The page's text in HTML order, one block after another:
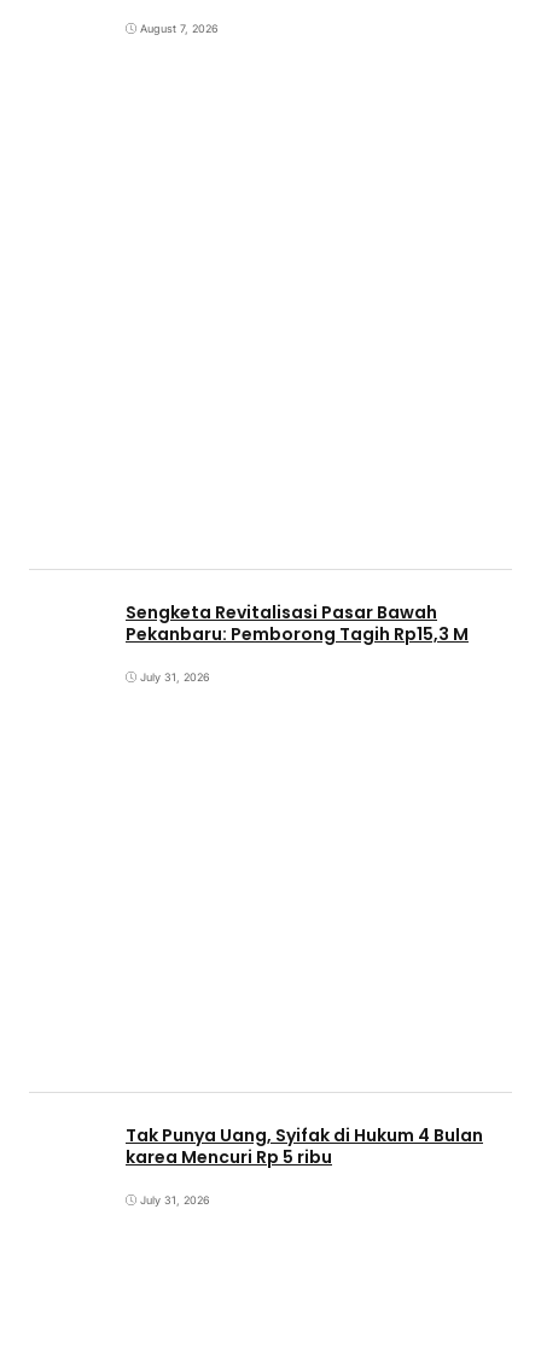
August 7, 2026
Sengketa Revitalisasi Pasar Bawah
Pekanbaru: Pemborong Tagih Rp15,3 M
July 31, 2026
Tak Punya Uang, Syifak di Hukum 4 Bulan
karea Mencuri Rp 5 ribu
July 31, 2026